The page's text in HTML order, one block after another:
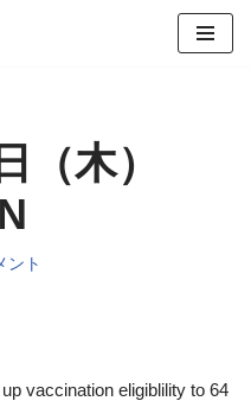
（木）
ント
vaccination eligiblility to 64